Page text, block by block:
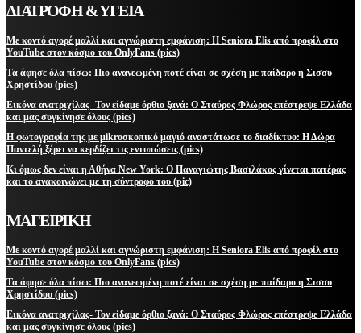
ΔΙΑΤΡΟΦΗ & ΥΓΕΙΑ
Με κοντό αγορέ μαλλί και αγνώριστη εμφάνιση: Η Seniora Elis από προφίλ στο
YouTube στον κόσμο του OnlyFans (pics)
Τα άφησε όλα πίσω: Πιο ανανεωμένη ποτέ είναι σε σχέση με παίδαρο η Σισσυ
Χρηστίδου (pics)
Εικόνα ανατριχίλας- Τον είδαμε όρθιο ξανά: Ο Σταύρος Φλώρος επέστρεψε Ελλάδα
και μας συγκίνησε όλους (pics)
Η φωτογραφία της με μikroσκοπικό μαγιό αναστάτωσε το διαδίκτυο: Η Δώρα
Παντελή ξέρει να κερδίζει τις εντυπώσεις (pics)
Κι όμως δεν είναι η Αθήνα New York: Ο Παναγιώτης Βασιλάκος γίνεται πατέρας
και το ανακοινώνει με τη σύντροφο του (pic)
ΜΑΓΕΙΡΙΚΗ
Με κοντό αγορέ μαλλί και αγνώριστη εμφάνιση: Η Seniora Elis από προφίλ στο
YouTube στον κόσμο του OnlyFans (pics)
Τα άφησε όλα πίσω: Πιο ανανεωμένη ποτέ είναι σε σχέση με παίδαρο η Σισσυ
Χρηστίδου (pics)
Εικόνα ανατριχίλας- Τον είδαμε όρθιο ξανά: Ο Σταύρος Φλώρος επέστρεψε Ελλάδα
και μας συγκίνησε όλους (pics)